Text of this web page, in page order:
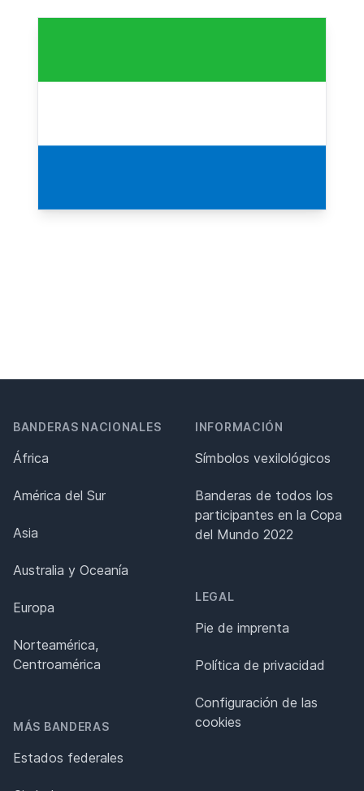
BANDERAS NACIONALES
África
América del Sur
Asia
Australia y Oceanía
Europa
Norteamérica,
Centroamérica
MÁS BANDERAS
Estados federales
INFORMACIÓN
Símbolos vexilológicos
Banderas de todos los
participantes en la Copa
del Mundo 2022
LEGAL
Pie de imprenta
Política de privacidad
Configuración de las
cookies